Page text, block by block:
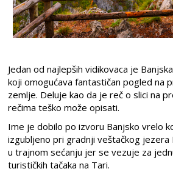
Jedan od najlepših vidikovaca je
koji omogućavafantastičan pogled na
zemlje. Deluje kao da je reč o slici na
rečima teško može opisati.
Ime je dobilo po izvoru Banjsko vrelo
izgubljeno pri gradnji veštačkog jezera
u trajnom sećanju jer se vezuje za
turističkih tačaka na Tari.